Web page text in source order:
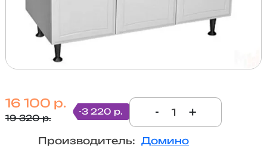
16 100 р.
19 320 р.
-3 220 р. - +
Производитель: Домино